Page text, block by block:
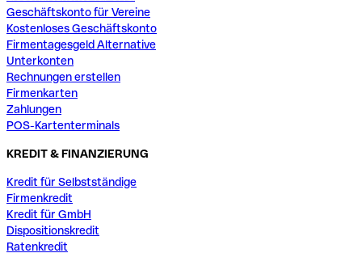
Geschäftskonto für Vereine
Kostenloses Geschäftskonto
Firmentagesgeld Alternative
Unterkonten
Rechnungen erstellen
Firmenkarten
Zahlungen
POS-Kartenterminals
KREDIT & FINANZIERUNG
Kredit für Selbstständige
Firmenkredit
Kredit für GmbH
Dispositionskredit
Ratenkredit